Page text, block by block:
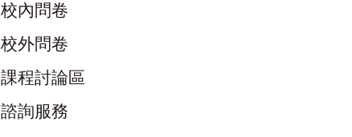
校內問卷
校外問卷
課程討論區
諮詢服務